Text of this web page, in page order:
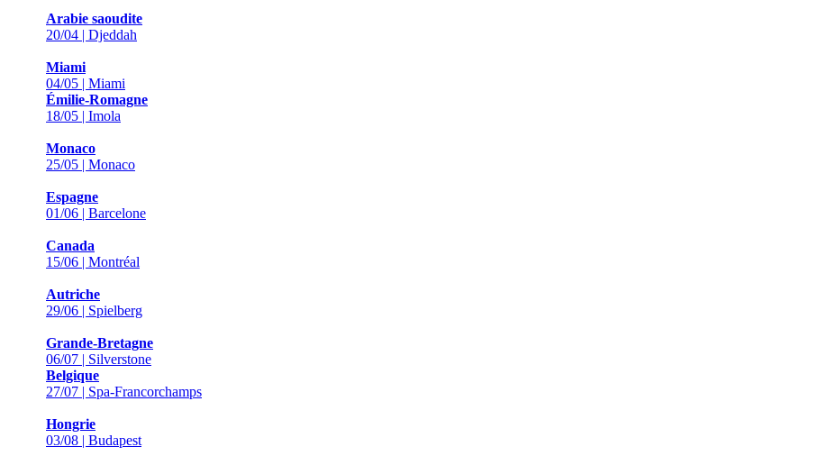
Arabie saoudite
20/04 | Djeddah
Miami
04/05 | Miami
Émilie-Romagne
18/05 | Imola
Monaco
25/05 | Monaco
Espagne
01/06 | Barcelone
Canada
15/06 | Montréal
Autriche
29/06 | Spielberg
Grande-Bretagne
06/07 | Silverstone
Belgique
27/07 | Spa-Francorchamps
Hongrie
03/08 | Budapest